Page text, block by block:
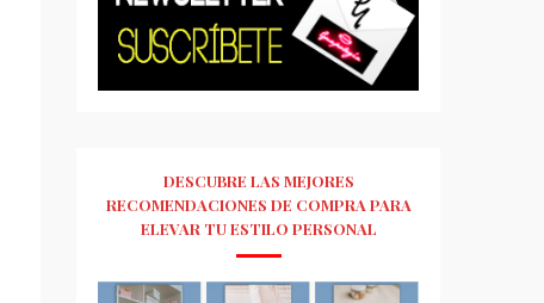
DESCUBRE LAS MEJORES
RECOMENDACIONES DE COMPRA PARA
ELEVAR TU ESTILO PERSONAL